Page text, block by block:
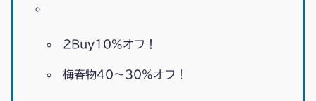
2Buy10%オフ！
梅春物40～30%オフ！